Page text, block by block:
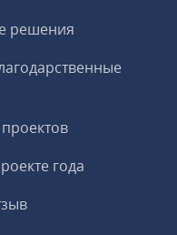
решения
года